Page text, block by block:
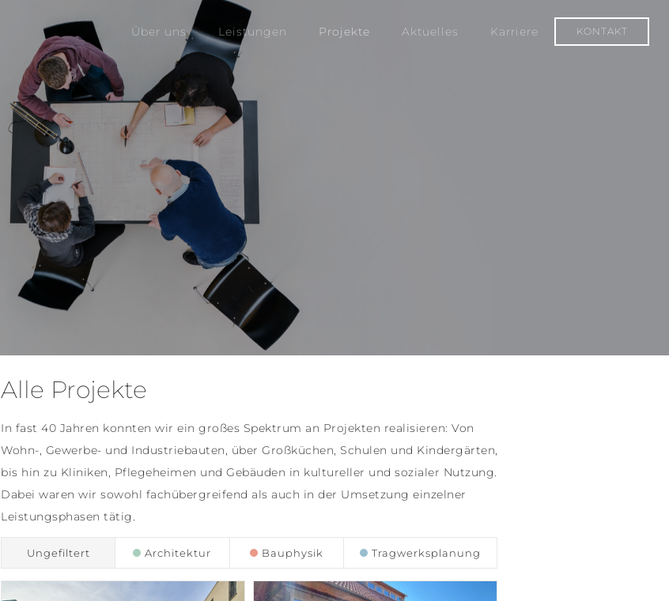
Über uns Leistungen Projekte Aktuelles Karriere KONTAKT
Alle Projekte
In fast 40 Jahren konnten wir ein großes Spektrum an Projekten realisieren: Von
Wohn-, Gewerbe- und Industriebauten, über Großküchen, Schulen und Kindergärten,
bis hin zu Kliniken, Pflegeheimen und Gebäuden in kultureller und sozialer Nutzung.
Dabei waren wir sowohl fachübergreifend als auch in der Umsetzung einzelner
Leistungsphasen tätig.
Ungefiltert Architektur Bauphysik Tragwerksplanung